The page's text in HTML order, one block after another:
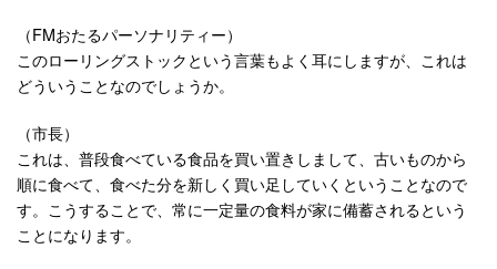
（FMおたるパーソナリティー）
このローリングストックという言葉もよく耳にしますが、これは
どういうことなのでしょうか。
（市長）
これは、普段食べている食品を買い置きしまして、古いものから
順に食べて、食べた分を新しく買い足していくということなので
す。こうすることで、常に一定量の食料が家に備蓄されるという
ことになります。